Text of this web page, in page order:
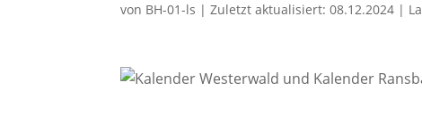
von BH-01-ls |Zuletzt aktualisiert: 08.12.2024 |